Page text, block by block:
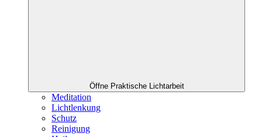
Öffne Praktische Lichtarbeit
Meditation
Lichtlenkung
Schutz
Reinigung